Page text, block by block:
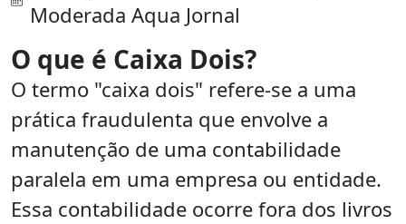
Moderada Aqua Jornal
O que é Caixa Dois?
O termo "caixa dois" refere-se a uma
prática fraudulenta que envolve a
manutenção de uma contabilidade
paralela em uma empresa ou entidade.
Essa contabilidade ocorre fora dos livros